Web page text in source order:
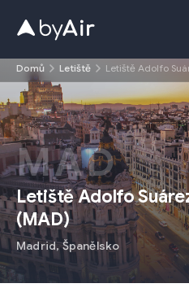
Domů Letiště Letiště Adolfo
MAD
Letiště Adolfo
(MAD)
Madrid,Španělsko